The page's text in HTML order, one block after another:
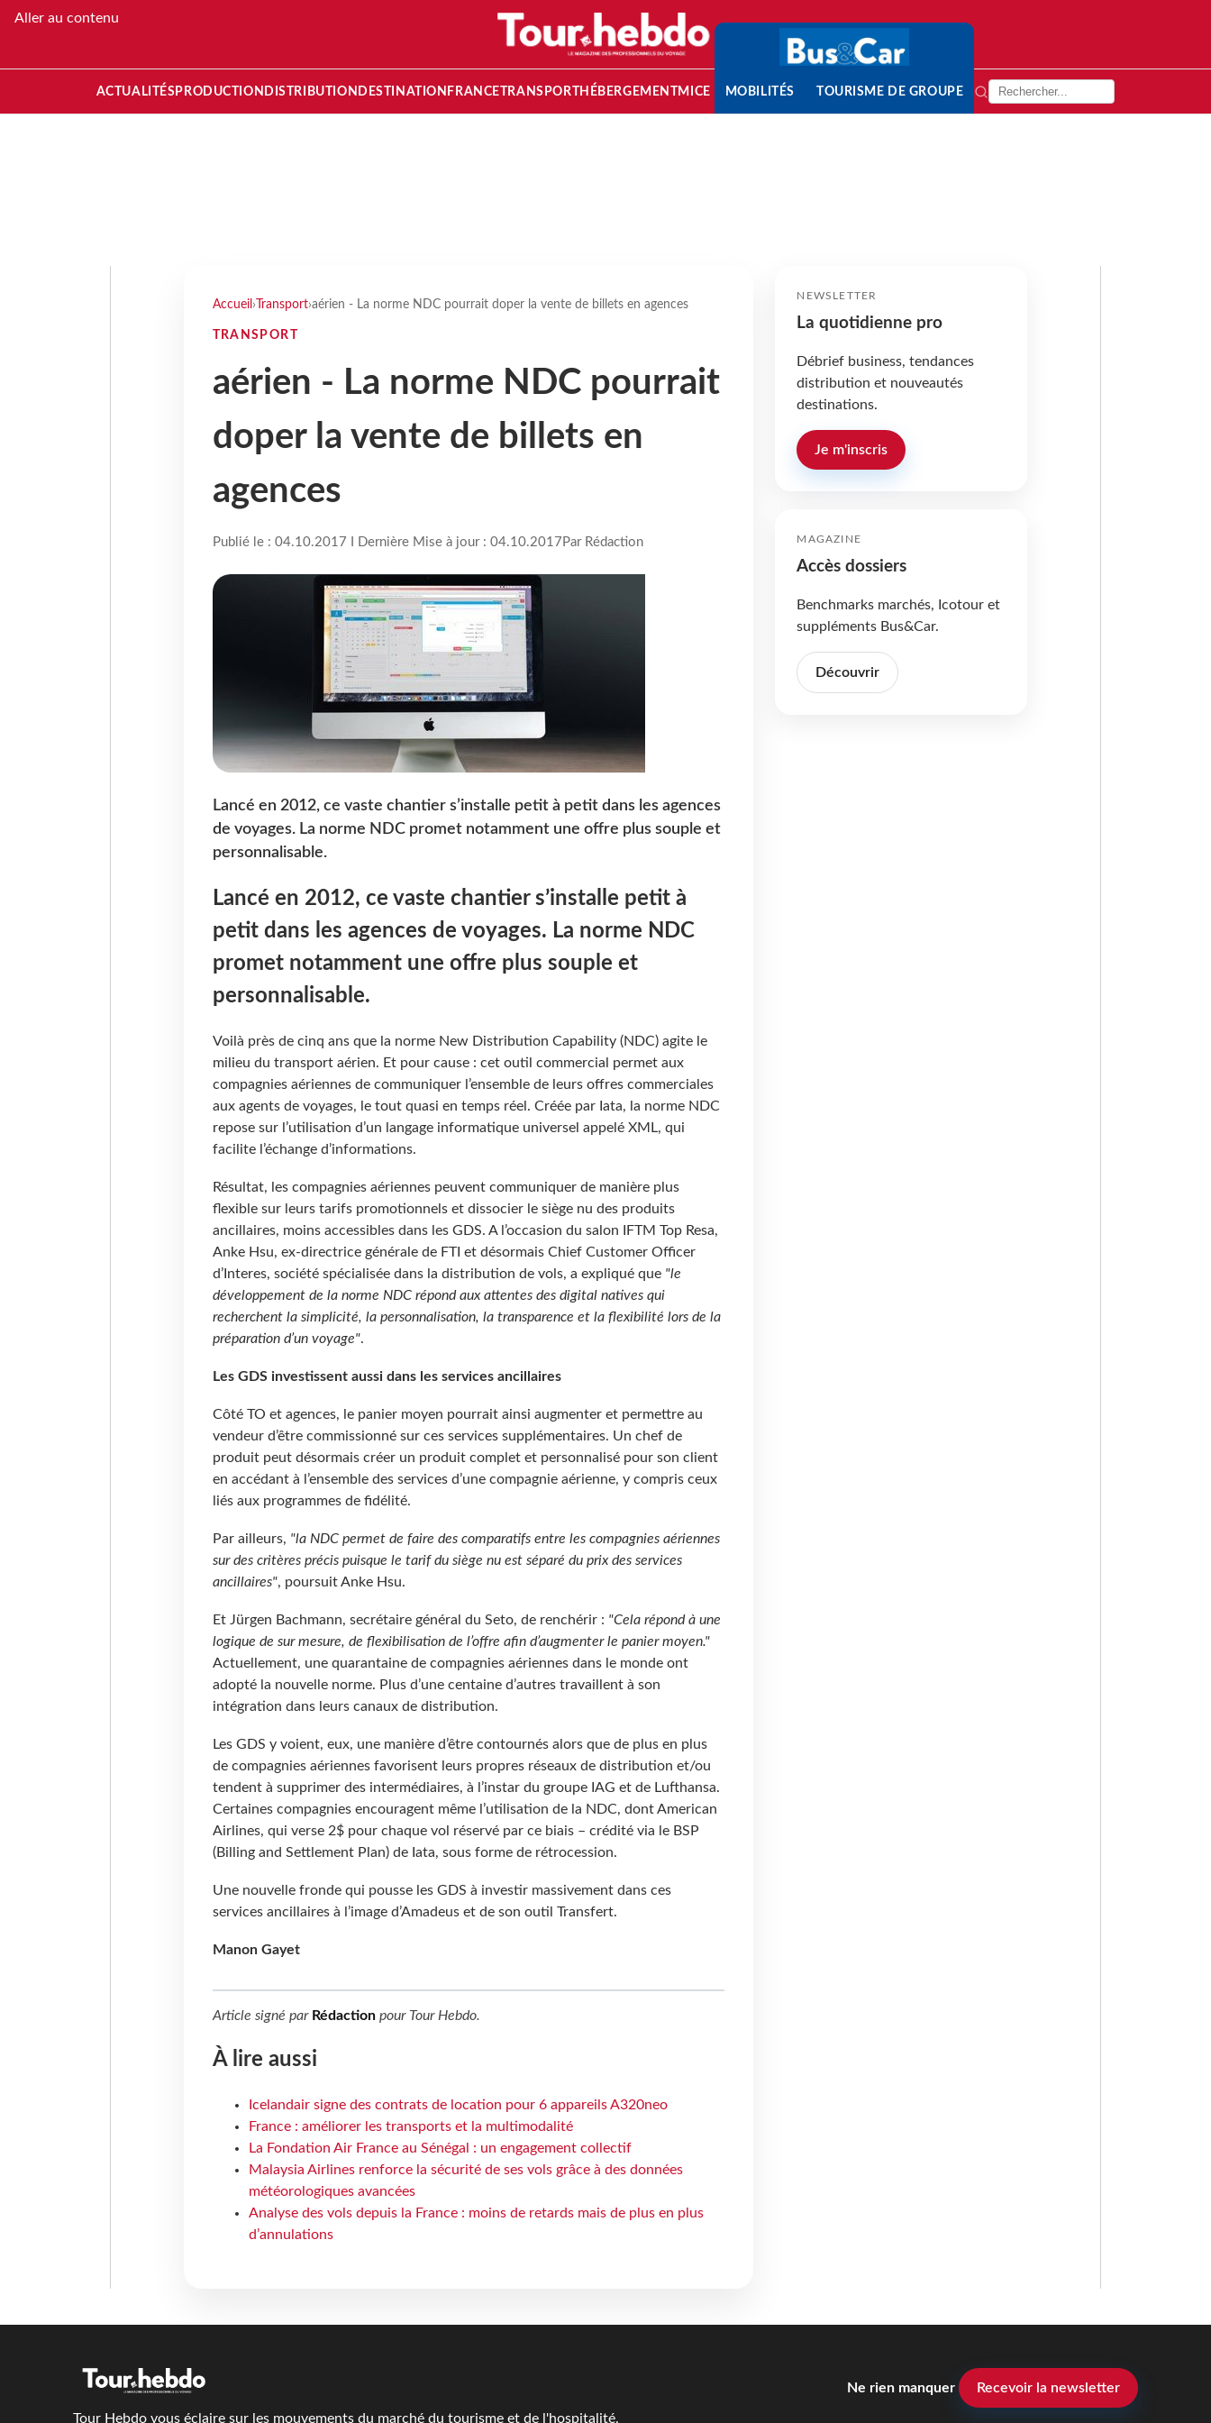
Aller au contenu
ACTUALITÉS PRODUCTION DISTRIBUTION DESTINATION FRANCETRANSPORT HÉBERGEMENTMICE MOBILITÉS TOURISME DE GROUPE
Accueil › Transport›aérien - La norme NDC pourrait doper la vente de billets en agences
TRANSPORT
aérien - La norme NDC pourrait
doper la vente de billets en
agences
Publié le : 04.10.2017 I Dernière Mise à jour : 04.10.2017 Par Rédaction
Lancé en 2012, ce vaste chantier s’installe petit à petit dans les agences
de voyages. La norme NDC promet notamment une offre plus souple et
personnalisable.
Lancé en 2012, ce vaste chantier s’installe petit à
petit dans les agences de voyages. La norme NDC
promet notamment une offre plus souple et
personnalisable.
Voilà près de cinq ans que la norme New Distribution Capability (NDC) agite le
milieu du transport aérien. Et pour cause : cet outil commercial permet aux
compagnies aériennes de communiquer l’ensemble de leurs offres commerciales
aux agents de voyages, le tout quasi en temps réel. Créée par Iata, la norme NDC
repose sur l’utilisation d’un langage informatique universel appelé XML, qui
facilite l’échange d’informations.
Résultat, les compagnies aériennes peuvent communiquer de manière plus
flexible sur leurs tarifs promotionnels et dissocier le siège nu des produits
ancillaires, moins accessibles dans les GDS. A l’occasion du salon IFTM Top Resa,
Anke Hsu, ex-directrice générale de FTI et désormais Chief Customer Officer
d’Interes, société spécialisée dans la distribution de vols, a expliqué que "le
développement de la norme NDC répond aux attentes des digital natives qui
recherchent la simplicité, la personnalisation, la transparence et la flexibilité lors de la
préparation d’un voyage".
Les GDS investissent aussi dans les services ancillaires
Côté TO et agences, le panier moyen pourrait ainsi augmenter et permettre au
vendeur d’être commissionné sur ces services supplémentaires. Un chef de
produit peut désormais créer un produit complet et personnalisé pour son client
en accédant à l’ensemble des services d’une compagnie aérienne, y compris ceux
liés aux programmes de fidélité.
Par ailleurs, "la NDC permet de faire des comparatifs entre les compagnies aériennes
sur des critères précis puisque le tarif du siège nu est séparé du prix des services
ancillaires", poursuit Anke Hsu.
Et Jürgen Bachmann, secrétaire général du Seto, de renchérir : "Cela répond à une
logique de sur mesure, de flexibilisation de l’offre afin d’augmenter le panier moyen."
Actuellement, une quarantaine de compagnies aériennes dans le monde ont
adopté la nouvelle norme. Plus d’une centaine d’autres travaillent à son
intégration dans leurs canaux de distribution.
Les GDS y voient, eux, une manière d’être contournés alors que de plus en plus
de compagnies aériennes favorisent leurs propres réseaux de distribution et/ou
tendent à supprimer des intermédiaires, à l’instar du groupe IAG et de Lufthansa.
Certaines compagnies encouragent même l’utilisation de la NDC, dont American
Airlines, qui verse 2$ pour chaque vol réservé par ce biais – crédité via le BSP
(Billing and Settlement Plan) de Iata, sous forme de rétrocession.
Une nouvelle fronde qui pousse les GDS à investir massivement dans ces
services ancillaires à l’image d’Amadeus et de son outil Transfert.
Manon Gayet
Article signé par Rédactionpour Tour Hebdo.
À lire aussi
Icelandair signe des contrats de location pour 6 appareils A320neo
France : améliorer les transports et la multimodalité
La Fondation Air France au Sénégal : un engagement collectif
Malaysia Airlines renforce la sécurité de ses vols grâce à des données
météorologiques avancées
Analyse des vols depuis la France : moins de retards mais de plus en plus
d’annulations
NEWSLETTER
La quotidienne pro
Débrief business, tendances
distribution et nouveautés
destinations.
Je m'inscris
MAGAZINE
Accès dossiers
Benchmarks marchés, Icotour et
suppléments Bus&Car.
Découvrir
Tour Hebdo vous éclaire sur les mouvements du marché du tourisme et de l'hospitalité.
Ne rien manquer Recevoir la newsletter